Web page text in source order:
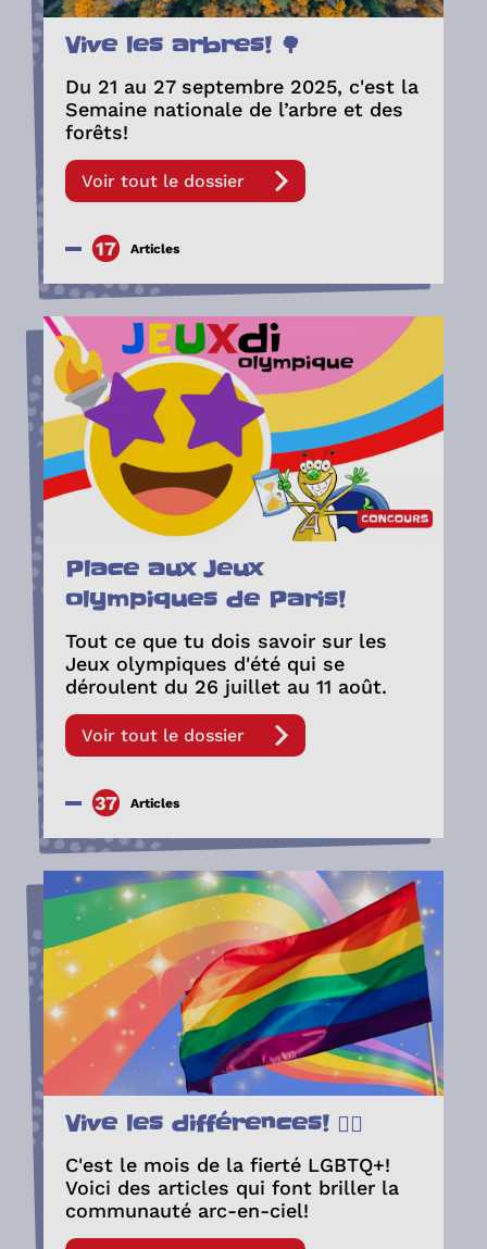
Vive les arbres! 🌳
Du 21 au 27 septembre 2025, c'est la
Semaine nationale de l’arbre et des
forêts!
Voir tout le dossier
17 Articles
Place aux Jeux
olympiques de Paris!
Tout ce que tu dois savoir sur les
Jeux olympiques d'été qui se
déroulent du 26 juillet au 11 août.
Voir tout le dossier
37 Articles
Vive les différences! 🏳️‍🌈
C'est le mois de la fierté LGBTQ+!
Voici des articles qui font briller la
communauté arc-en-ciel!